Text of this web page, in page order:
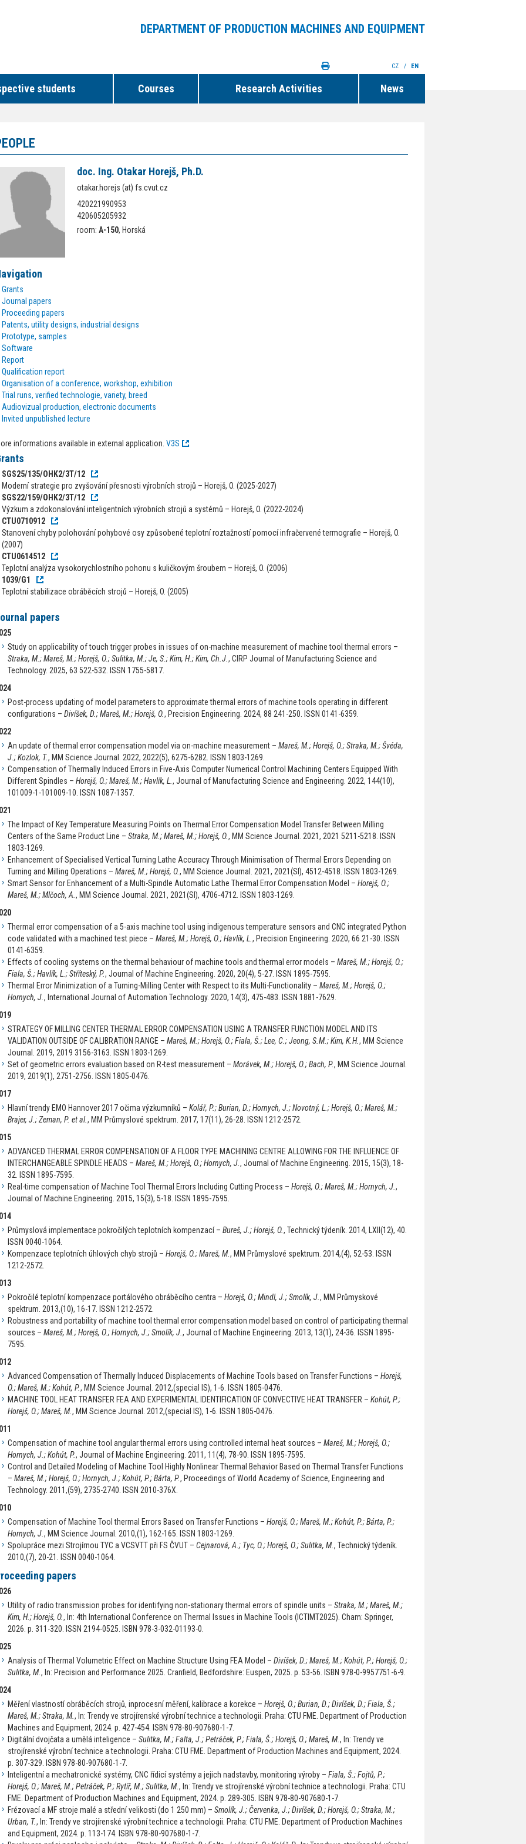
DEPARTMENT OF PRODUCTION MACHINES AND EQUIPMENT
students Courses Research Activities News
CZ / EN
doc. Ing. Otakar Horejš, Ph.D.
otakar.horejs (at) fs.cvut.cz
420221990953
420605205932
room: A-150, Horská
Grants
Journal papers
Proceeding papers
Patents, utility designs, industrial designs
Prototype, samples
Software
Report
Qualification report
Organisation of a conference, workshop, exhibition
Trial runs, verified technologie, variety, breed
Audiovizual production, electronic documents
Invited unpublished lecture
informations available in external application. V3S .
SGS25/135/OHK2/3T/12
Moderní strategie pro zvyšování přesnosti výrobních strojů – Horejš, O. (2025-2027)
SGS22/159/OHK2/3T/12
Výzkum a zdokonalování inteligentních výrobních strojů a systémů – Horejš, O. (2022-2024)
CTU0710912
Stanovení chyby polohování pohybové osy způsobené teplotní roztažností pomocí infračervené termografie – Horejš, O.
(2007)
CTU0614512
Teplotní analýza vysokorychlostního pohonu s kuličkovým šroubem – Horejš, O. (2006)
1039/G1
Teplotní stabilizace obráběcích strojů – Horejš, O. (2005)
papers
Study on applicability of touch trigger probes in issues of on-machine measurement of machine tool thermal errors –
Straka, M.; Mareš, M.; Horejš, O.; Sulitka, M.; Je, S.; Kim, H.; Kim, Ch.J., CIRP Journal of Manufacturing Science and
Technology. 2025, 63 522-532. ISSN 1755-5817.
Post-process updating of model parameters to approximate thermal errors of machine tools operating in different
configurations – Divíšek, D.; Mareš, M.; Horejš, O., Precision Engineering. 2024, 88 241-250. ISSN 0141-6359.
An update of thermal error compensation model via on-machine measurement – Mareš, M.; Horejš, O.; Straka, M.; Švéda,
J.; Kozlok, T., MM Science Journal. 2022, 2022(5), 6275-6282. ISSN 1803-1269.
Compensation of Thermally Induced Errors in Five-Axis Computer Numerical Control Machining Centers Equipped With
Different Spindles – Horejš, O.; Mareš, M.; Havlík, L., Journal of Manufacturing Science and Engineering. 2022, 144(10),
101009-1-101009-10. ISSN 1087-1357.
The Impact of Key Temperature Measuring Points on Thermal Error Compensation Model Transfer Between Milling
Centers of the Same Product Line – Straka, M.; Mareš, M.; Horejš, O., MM Science Journal. 2021, 2021 5211-5218. ISSN
1803-1269.
Enhancement of Specialised Vertical Turning Lathe Accuracy Through Minimisation of Thermal Errors Depending on
Turning and Milling Operations – Mareš, M.; Horejš, O., MM Science Journal. 2021, 2021(SI), 4512-4518. ISSN 1803-1269.
Smart Sensor for Enhancement of a Multi-Spindle Automatic Lathe Thermal Error Compensation Model – Horejš, O.;
Mareš, M.; Mlčoch, A., MM Science Journal. 2021, 2021(SI), 4706-4712. ISSN 1803-1269.
Thermal error compensation of a 5-axis machine tool using indigenous temperature sensors and CNC integrated Python
code validated with a machined test piece – Mareš, M.; Horejš, O.; Havlík, L., Precision Engineering. 2020, 66 21-30. ISSN
0141-6359.
Effects of cooling systems on the thermal behaviour of machine tools and thermal error models – Mareš, M.; Horejš, O.;
Fiala, Š.; Havlík, L.; Stříteský, P., Journal of Machine Engineering. 2020, 20(4), 5-27. ISSN 1895-7595.
Thermal Error Minimization of a Turning-Milling Center with Respect to its Multi-Functionality – Mareš, M.; Horejš, O.;
Hornych, J., International Journal of Automation Technology. 2020, 14(3), 475-483. ISSN 1881-7629.
STRATEGY OF MILLING CENTER THERMAL ERROR COMPENSATION USING A TRANSFER FUNCTION MODEL AND ITS
VALIDATION OUTSIDE OF CALIBRATION RANGE – Mareš, M.; Horejš, O.; Fiala, Š.; Lee, C.; Jeong, S.M.; Kim, K.H., MM Science
Journal. 2019, 2019 3156-3163. ISSN 1803-1269.
Set of geometric errors evaluation based on R-test measurement – Morávek, M.; Horejš, O.; Bach, P., MM Science Journal.
2019, 2019(1), 2751-2756. ISSN 1805-0476.
Hlavní trendy EMO Hannover 2017 očima výzkumníků – Kolář, P.; Burian, D.; Hornych, J.; Novotný, L.; Horejš, O.; Mareš, M.;
Brajer, J.; Zeman, P. et al., MM Průmyslové spektrum. 2017, 17(11), 26-28. ISSN 1212-2572.
ADVANCED THERMAL ERROR COMPENSATION OF A FLOOR TYPE MACHINING CENTRE ALLOWING FOR THE INFLUENCE OF
INTERCHANGEABLE SPINDLE HEADS – Mareš, M.; Horejš, O.; Hornych, J., Journal of Machine Engineering. 2015, 15(3), 18-
32. ISSN 1895-7595.
Real-time compensation of Machine Tool Thermal Errors Including Cutting Process – Horejš, O.; Mareš, M.; Hornych, J.,
Journal of Machine Engineering. 2015, 15(3), 5-18. ISSN 1895-7595.
Průmyslová implementace pokročilých teplotních kompenzací – Bureš, J.; Horejš, O., Technický týdeník. 2014, LXII(12), 40.
ISSN 0040-1064.
Kompenzace teplotních úhlových chyb strojů – Horejš, O.; Mareš, M., MM Průmyslové spektrum. 2014,(4), 52-53. ISSN
1212-2572.
Pokročilé teplotní kompenzace portálového obráběcího centra – Horejš, O.; Mindl, J.; Smolík, J., MM Průmyskové
spektrum. 2013,(10), 16-17. ISSN 1212-2572.
Robustness and portability of machine tool thermal error compensation model based on control of participating thermal
sources – Mareš, M.; Horejš, O.; Hornych, J.; Smolík, J., Journal of Machine Engineering. 2013, 13(1), 24-36. ISSN 1895-
7595.
Advanced Compensation of Thermally Induced Displacements of Machine Tools based on Transfer Functions – Horejš,
O.; Mareš, M.; Kohút, P., MM Science Journal. 2012,(special IS), 1-6. ISSN 1805-0476.
MACHINE TOOL HEAT TRANSFER FEA AND EXPERIMENTAL IDENTIFICATION OF CONVECTIVE HEAT TRANSFER – Kohút, P.;
Horejš, O.; Mareš, M., MM Science Journal. 2012,(special IS), 1-6. ISSN 1805-0476.
Compensation of machine tool angular thermal errors using controlled internal heat sources – Mareš, M.; Horejš, O.;
Hornych, J.; Kohút, P., Journal of Machine Engineering. 2011, 11(4), 78-90. ISSN 1895-7595.
Control and Detailed Modeling of Machine Tool Highly Nonlinear Thermal Behavior Based on Thermal Transfer Functions
– Mareš, M.; Horejš, O.; Hornych, J.; Kohút, P.; Bárta, P., Proceedings of World Academy of Science, Engineering and
Technology. 2011,(59), 2735-2740. ISSN 2010-376X.
Compensation of Machine Tool thermal Errors Based on Transfer Functions – Horejš, O.; Mareš, M.; Kohút, P.; Bárta, P.;
Hornych, J., MM Science Journal. 2010,(1), 162-165. ISSN 1803-1269.
Spolupráce mezi Strojírnou TYC a VCSVTT při FS ČVUT – Cejnarová, A.; Tyc, O.; Horejš, O.; Sulitka, M., Technický týdeník.
2010,(7), 20-21. ISSN 0040-1064.
papers
Utility of radio transmission probes for identifying non-stationary thermal errors of spindle units – Straka, M.; Mareš, M.;
Kim, H.; Horejš, O., In: 4th International Conference on Thermal Issues in Machine Tools (ICTIMT2025). Cham: Springer,
2026. p. 311-320. ISSN 2194-0525. ISBN 978-3-032-01193-0.
Analysis of Thermal Volumetric Effect on Machine Structure Using FEA Model – Divíšek, D.; Mareš, M.; Kohút, P.; Horejš, O.;
Sulitka, M., In: Precision and Performance 2025. Cranfield, Bedfordshire: Euspen, 2025. p. 53-56. ISBN 978-0-9957751-6-9.
Měření vlastností obráběcích strojů, inprocesní měření, kalibrace a korekce – Horejš, O.; Burian, D.; Divíšek, D.; Fiala, Š.;
Mareš, M.; Straka, M., In: Trendy ve strojírenské výrobní technice a technologii. Praha: CTU FME. Department of Production
Machines and Equipment, 2024. p. 427-454. ISBN 978-80-907680-1-7.
Digitální dvojčata a umělá inteligence – Sulitka, M.; Falta, J.; Petráček, P.; Fiala, Š.; Horejš, O.; Mareš, M., In: Trendy ve
strojírenské výrobní technice a technologii. Praha: CTU FME. Department of Production Machines and Equipment, 2024.
p. 307-329. ISBN 978-80-907680-1-7.
Inteligentní a mechatronické systémy, CNC řídicí systémy a jejich nadstavby, monitoring výroby – Fiala, Š.; Fojtů, P.;
Horejš, O.; Mareš, M.; Petráček, P.; Rytíř, M.; Sulitka, M., In: Trendy ve strojírenské výrobní technice a technologii. Praha: CTU
FME. Department of Production Machines and Equipment, 2024. p. 289-305. ISBN 978-80-907680-1-7.
Frézovací a MF stroje malé a střední velikosti (do 1 250 mm) – Smolík, J.; Červenka, J.; Divíšek, D.; Horejš, O.; Straka, M.;
Urban, T., In: Trendy ve strojírenské výrobní technice a technologii. Praha: CTU FME. Department of Production Machines
and Equipment, 2024. p. 113-174. ISBN 978-80-907680-1-7.